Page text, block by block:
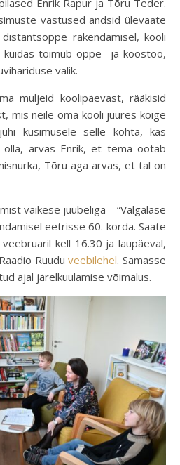
vastused andsid ülevaate
rakendamisel, kooli
toimub õppe- ja koostöö,
valik.
muljeid koolipäevast, rääkisid
mis neile oma kooli juures kõige
küsimusele selle kohta, kas
arvas Enrik, et tema ootab
Tõru aga arvas, et tal on
väikese juubeliga – “Valgalase
eetrisse 60. korda. Saate
kell 16.30 ja laupäeval,
Ruuduveebilehel. Samasse
ajal järelkuulamise võimalus.